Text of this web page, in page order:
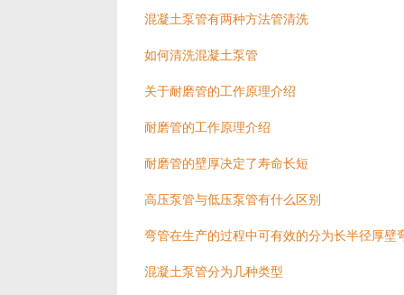
混凝土泵管有两种方法管清洗
如何清洗混凝土泵管
关于耐磨管的工作原理介绍
耐磨管的工作原理介绍
耐磨管的壁厚决定了寿命长短
高压泵管与低压泵管有什么区别
弯管在生产的过程中可有效的分为长半径厚壁
混凝土泵管分为几种类型